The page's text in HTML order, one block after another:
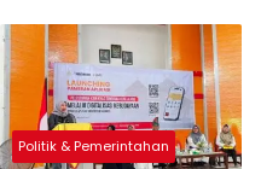
Politik & Pemerintahan